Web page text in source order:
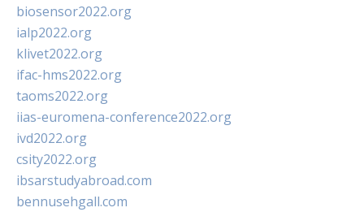
biosensor2022.org
ialp2022.org
klivet2022.org
ifac-hms2022.org
taoms2022.org
iias-euromena-conference2022.org
ivd2022.org
csity2022.org
ibsarstudyabroad.com
bennusehgall.com